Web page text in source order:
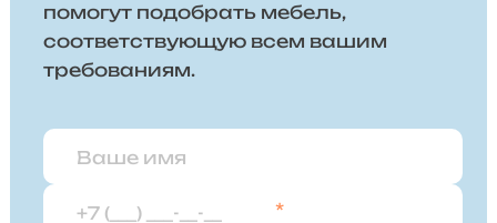
помогут подобрать мебель,
соответствующую всем вашим
требованиям.
*